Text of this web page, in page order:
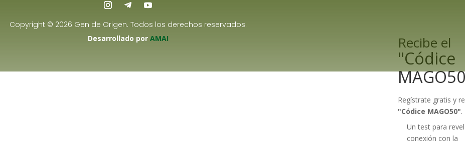
Copyright © 2026 Gen de Origen. Todos los derechos reservados.
Desarrollado por AMAI Recibe el
"Códice
Regístrate gratis y
"Códice MAGO50".
Un test para
conexión con la